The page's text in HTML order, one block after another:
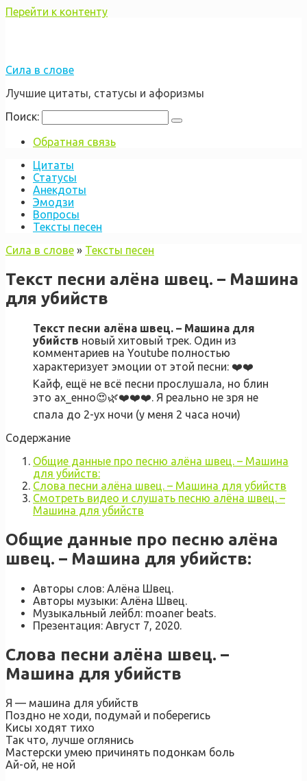
Перейти к контенту
Сила в слове
Лучшие цитаты, статусы и афоризмы
Поиск:
Обратная связь
Цитаты
Статусы
Анекдоты
Эмодзи
Вопросы
Тексты песен
Сила в слове » Тексты песен
Текст песни алёна швец. – Машина
для убийств
Текст песни алёна швец. – Машина для
убийств новый хитовый трек. Один из
комментариев на Youtube полностью
характеризует эмоции от этой песни: ❤️❤️
Кайф, ещё не всё песни прослушала, но блин
это ах_енно😍🌿❤️❤️❤️. Я реально не зря не
спала до 2-ух ночи (у меня 2 часа ночи)
Содержание
Общие данные про песню алёна швец. – Машина
для убийств:
Слова песни алёна швец. – Машина для убийств
Смотреть видео и слушать песню алёна швец. –
Машина для убийств
Общие данные про песню алёна
швец. – Машина для убийств:
Авторы слов: Алёна Швец.
Авторы музыки: Алёна Швец.
Музыкальный лейбл: moaner beats.
Презентация: Август 7, 2020.
Слова песни алёна швец. –
Машина для убийств
Я — машина для убийств
Поздно не ходи, подумай и поберегись
Кисы ходят тихо
Так что, лучше оглянись
Мастерски умею причинять подонкам боль
Ай-ой, не ной